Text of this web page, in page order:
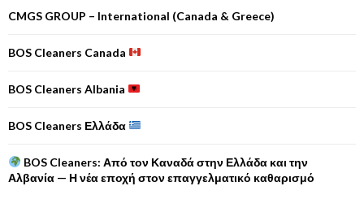
CMGS GROUP – International (Canada & Greece)
BOS Cleaners Canada
BOS Cleaners Albania
BOS Cleaners Ελλάδα
BOS Cleaners: Από τον Καναδά στην Ελλάδα και την
Αλβανία — Η νέα εποχή στον επαγγελματικό καθαρισμό